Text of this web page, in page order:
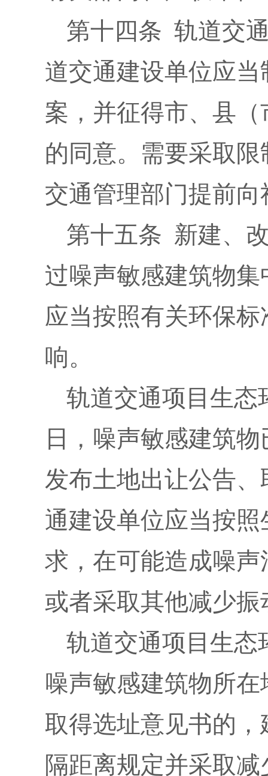
第十四条 轨道交
道交通建设单位应
案，并征得市、县
的同意。需要采取
交通管理部门提前
第十五条 新建、
过噪声敏感建筑物
应当按照有关环保
响。
轨道交通项目生态
日，噪声敏感建筑
发布土地出让公告
通建设单位应当按
求，在可能造成噪
或者采取其他减少
轨道交通项目生态
噪声敏感建筑物所
取得选址意见书的
隔距离规定并采取